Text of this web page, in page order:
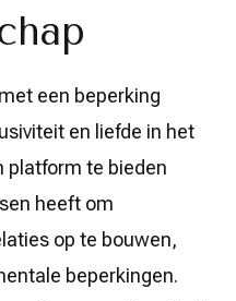
een beperking
en liefde in het
platform te bieden
heeft om
op te bouwen,
beperkingen.